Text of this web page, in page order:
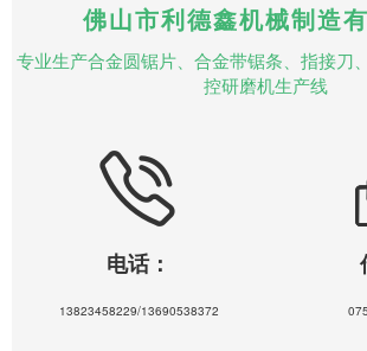
佛山市利德鑫机械制造
专业生产合金圆锯片、合金带锯条、指接刀
控研磨机生产线
电话：
13823458229/13690538372